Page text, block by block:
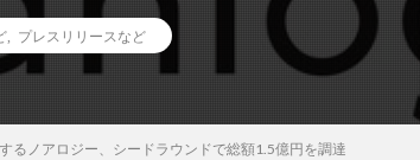
プレスリリースなど
るノアロジー、シードラウンドで総額1.5億円を調達